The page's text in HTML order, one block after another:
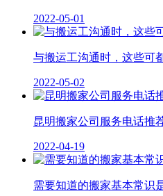
2022-05-01
与搬运工沟通时，这些可
2022-05-02
昆明搬家公司服务电话推
2022-04-19
需要知道的搬家基本常识